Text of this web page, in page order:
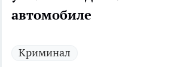
автомобиле
Криминал